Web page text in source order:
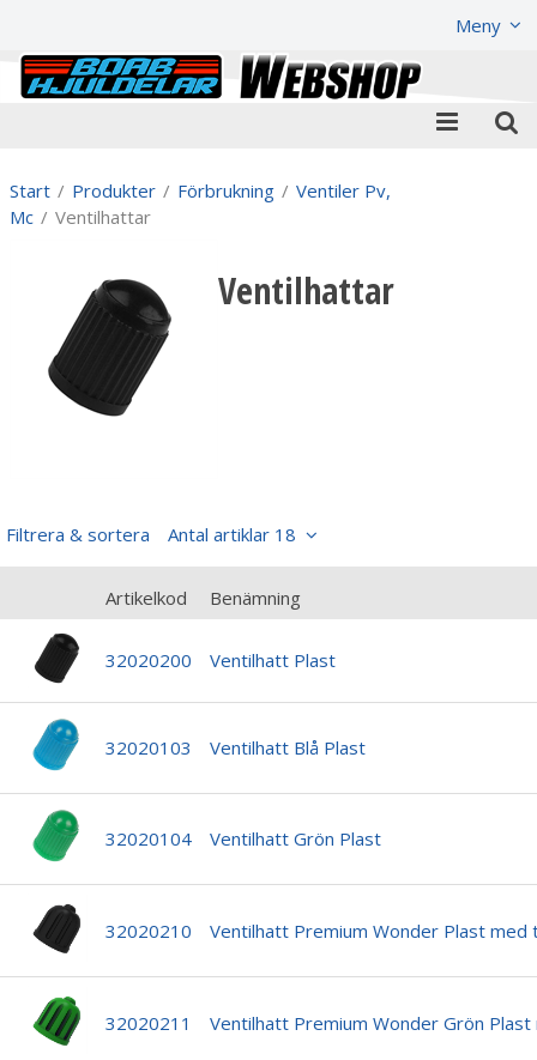
Meny
Start / Produkter / Förbrukning / Ventiler Pv,
Mc / Ventilhattar
Ventilhattar
Filtrera & sortera Antal artiklar 18
Artikelkod Benämning
32020200 Ventilhatt Plast
32020103 Ventilhatt Blå Plast
32020104 Ventilhatt Grön Plast
32020210 Ventilhatt Premium Wonder Plast med
32020211 Ventilhatt Premium Wonder Grön